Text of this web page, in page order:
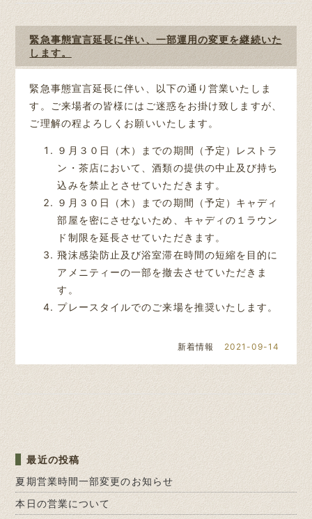
緊急事態宣言延長に伴い、一部運用の変更を継続いた
します。
緊急事態宣言延長に伴い、以下の通り営業いたしま
す。ご来場者の皆様にはご迷惑をお掛け致しますが、
ご理解の程よろしくお願いいたします。
９月３０日（木）までの期間（予定）レストラ
ン・茶店において、酒類の提供の中止及び持ち
込みを禁止とさせていただきます。
９月３０日（木）までの期間（予定）キャディ
部屋を密にさせないため、キャディの１ラウン
ド制限を延長させていただきます。
飛沫感染防止及び浴室滞在時間の短縮を目的に
アメニティーの一部を撤去させていただきま
す。
プレースタイルでのご来場を推奨いたします。
新着情報 2021-09-14
最近の投稿
夏期営業時間一部変更のお知らせ
本日の営業について